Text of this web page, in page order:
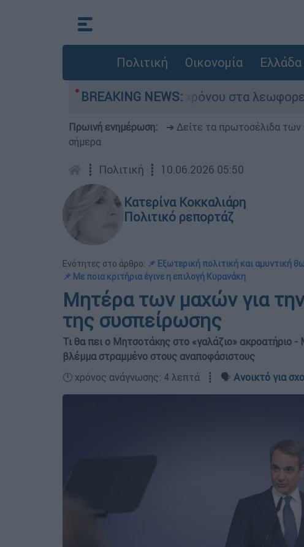
Πολιτική Οικονομία Ελλάδα
BREAKING NEWS:
Κυνήγι χρόνου στα λεωφορεία: Οι
Πρωινή ενημέρωση: ➔ Δείτε τα πρωτοσέλιδα των
σήμερα
┋ Πολιτική ┋ 10.06.2026 05:50
Κατερίνα Κοκκαλιάρη
Πολιτικό ρεπορτάζ
Ενότητες στο άρθρο: 📌 Εξωτερική πολιτική και αμυντική
📌 Με ποια κριτήρια έγινε η επιλογή Κυρανάκη
Μητέρα των μαχών για
της συσπείρωσης
Τι θα πει ο Μητσοτάκης στο «γαλάζιο» ακροατήριο
βλέμμα στραμμένο στους αναποφάσιστους
🕛 χρόνος ανάγνωσης: 4 λεπτά ┋ 🗣️ Ανοικτό για